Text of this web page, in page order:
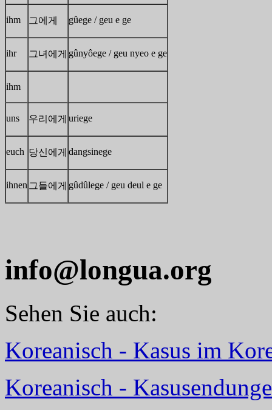
ihm 그에게 gûege / geu e ge
ihr 그녀에게 gûnyôege / geu nyeo e ge
ihm
uns 우리에게 uriege
euch 당신에게 dangsinege
ihnen 그들에게 gûdûlege / geu deul e ge
info@longua.org
Sehen Sie auch:
Koreanisch - Kasus im
Koreanisch -